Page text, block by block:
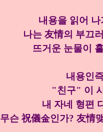
내용을 읽어
나는 友情의 부끄
뜨거운 눈물이
내용인
"친구" 이
내 자네 형편
무슨 祝儀金인가? 友情